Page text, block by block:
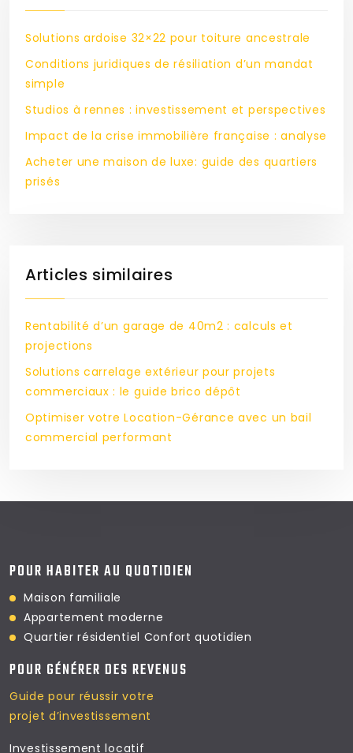
Solutions ardoise 32×22 pour toiture ancestrale
Conditions juridiques de résiliation d’un mandat
simple
Studios à rennes : investissement et perspectives
Impact de la crise immobilière française : analyse
Acheter une maison de luxe: guide des quartiers
prisés
Articles similaires
Rentabilité d’un garage de 40m2 : calculs et
projections
Solutions carrelage extérieur pour projets
commerciaux : le guide brico dépôt
Optimiser votre Location-Gérance avec un bail
commercial performant
POUR HABITER AU QUOTIDIEN
Maison familiale
Appartement moderne
Quartier résidentiel Confort quotidien
POUR GÉNÉRER DES REVENUS
Guide pour réussir votre
projet d’investissement
Investissement locatif